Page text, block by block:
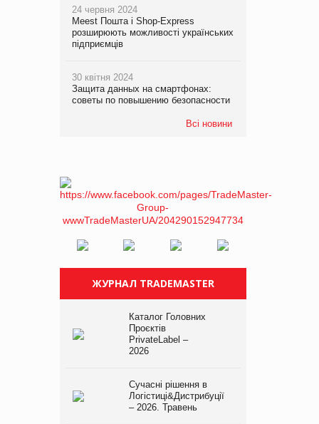
24 червня 2024
Meest Пошта і Shop-Express
розширюють можливості українських
підприємців
30 квітня 2024
Защита данных на смартфонах:
советы по повышению безопасности
Всі новини
ЖУРНАЛ TRADEMASTER
Каталог Головних
Проєктів
PrivateLabel –
2026
Сучасні рішення в
Логістиці&Дистрибуції
– 2026. Травень